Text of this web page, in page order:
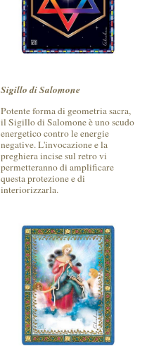
Sigillo di Salomone
Potente forma di geometria sacra,
il Sigillo di Salomone è uno scudo
energetico contro le energie
negative. L'invocazione e la
preghiera incise sul retro vi
permetteranno di amplificare
questa protezione e di
interiorizzarla.